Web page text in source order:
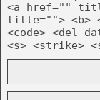
<a href=""
title=""> <b>
<code> <del
<s> <strike>